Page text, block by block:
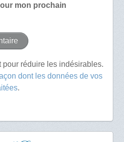
mon prochain
réduire les indésirables.
dont les données de vos
.